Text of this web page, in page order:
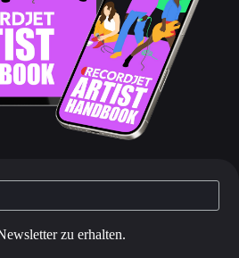
zu erhalten.